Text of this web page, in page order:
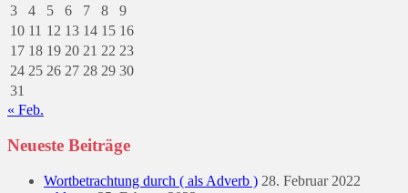
3
4 5 6 7 8
9
10 11 12 13 14 15 16
17 18 19 20 21 22 23
24 25 26 27 28 29 30
31
« Feb.
Neueste Beiträge
Wortbetrachtung durch ( als Adverb ) 28. Februar 2022